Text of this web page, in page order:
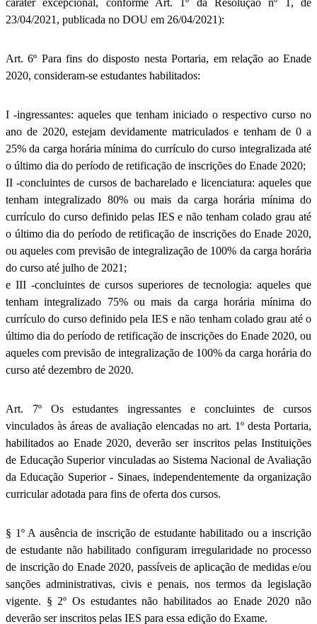
caráter excepcional, conforme Art. 1º da Resolução nº 1, de
23/04/2021, publicada no DOU em 26/04/2021):
Art. 6º Para fins do disposto nesta Portaria, em relação ao Enade
2020, consideram-se estudantes habilitados:
I -ingressantes: aqueles que tenham iniciado o respectivo curso no
ano de 2020, estejam devidamente matriculados e tenham de 0 a
25% da carga horária mínima do currículo do curso integralizada até
o último dia do período de retificação de inscrições do Enade 2020;
II -concluintes de cursos de bacharelado e licenciatura: aqueles que
tenham integralizado 80% ou mais da carga horária mínima do
currículo do curso definido pelas IES e não tenham colado grau até
o último dia do período de retificação de inscrições do Enade 2020,
ou aqueles com previsão de integralização de 100% da carga horária
do curso até julho de 2021;
e III -concluintes de cursos superiores de tecnologia: aqueles que
tenham integralizado 75% ou mais da carga horária mínima do
currículo do curso definido pela IES e não tenham colado grau até o
último dia do período de retificação de inscrições do Enade 2020, ou
aqueles com previsão de integralização de 100% da carga horária do
curso até dezembro de 2020.
Art. 7º Os estudantes ingressantes e concluintes de cursos
vinculados às áreas de avaliação elencadas no art. 1º desta Portaria,
habilitados ao Enade 2020, deverão ser inscritos pelas Instituições
de Educação Superior vinculadas ao Sistema Nacional de Avaliação
da Educação Superior - Sinaes, independentemente da organização
curricular adotada para fins de oferta dos cursos.
§ 1º A ausência de inscrição de estudante habilitado ou a inscrição
de estudante não habilitado configuram irregularidade no processo
de inscrição do Enade 2020, passíveis de aplicação de medidas e/ou
sanções administrativas, civis e penais, nos termos da legislação
vigente. § 2º Os estudantes não habilitados ao Enade 2020 não
deverão ser inscritos pelas IES para essa edição do Exame.